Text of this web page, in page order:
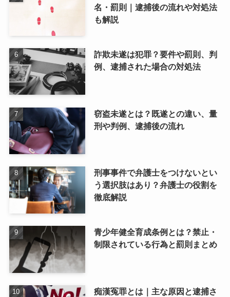
名・罰則｜逮捕後の流れや対処法
も解説
詐欺未遂は犯罪？要件や罰則、判
例、逮捕された場合の対処法
窃盗未遂とは？既遂との違い、量
刑や判例、逮捕後の流れ
刑事事件で弁護士をつけないとい
う選択肢はあり？弁護士の役割を
徹底解説
青少年健全育成条例とは？禁止・
制限されている行為と罰則まとめ
痴漢冤罪とは｜主な原因と逮捕さ